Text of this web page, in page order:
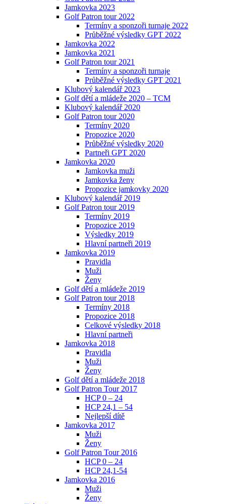
Jamkovka 2023
Golf Patron tour 2022
Termíny a sponzoři turnaje 2022
Průběžné výsledky GPT 2022
Jamkovka 2022
Jamkovka 2021
Golf Patron tour 2021
Termíny a sponzoři turnaje
Průběžné výsledky GPT 2021
Klubový kalendář 2023
Golf dětí a mládeže 2020 – TCM
Klubový kalendář 2020
Golf Patron tour 2020
Termíny 2020
Propozice 2020
Průběžné výsledky 2020
Partneři GPT 2020
Jamkovka 2020
Jamkovka muži
Jamkovka ženy
Propozice jamkovky 2020
Klubový kalendář 2019
Golf Patron tour 2019
Termíny 2019
Propozice 2019
Výsledky 2019
Hlavní partneři 2019
Jamkovka 2019
Pravidla
Muži
Ženy
Golf dětí a mládeže 2019
Golf Patron tour 2018
Termíny 2018
Propozice 2018
Celkové výsledky 2018
Hlavní partneři
Jamkovka 2018
Pravidla
Muži
Ženy
Golf dětí a mládeže 2018
Golf Patron Tour 2017
HCP 0 – 24
HCP 24,1 – 54
Nejlepší dítě
Jamkovka 2017
Muži
Ženy
Golf Patron Tour 2016
HCP 0 – 24
HCP 24,1-54
Jamkovka 2016
Muži
Ženy